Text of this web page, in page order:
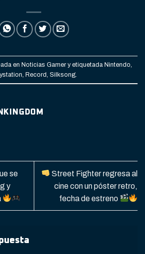
en Noticias Gamery etiquetada Nintendo
Record Silksong
se
y
Street Fighter regresa al
cine con un póster retro,
fecha de estreno